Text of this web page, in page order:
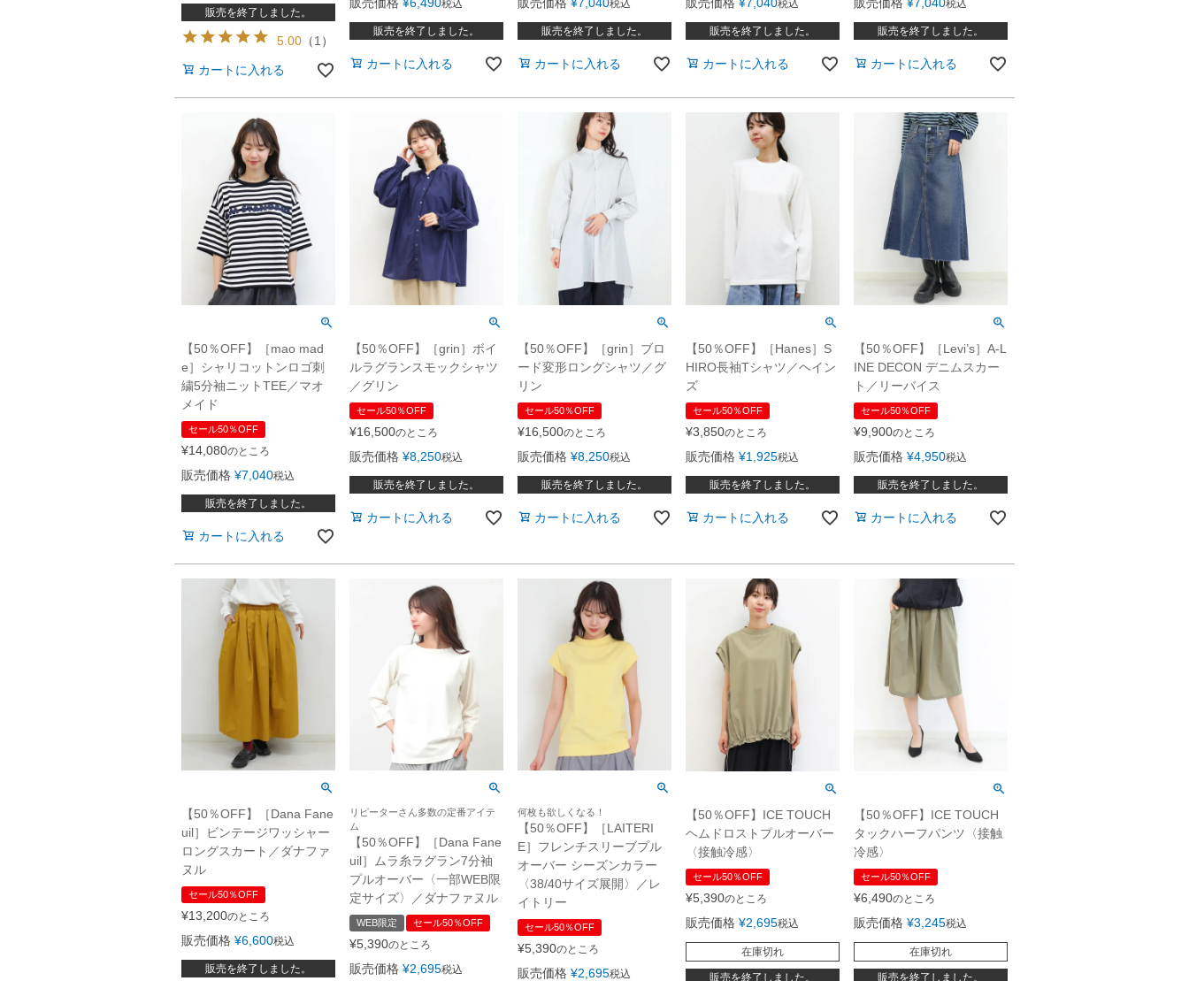
販売を終了しました。
5.00 （1）
カートに入れる
販売価格 ¥6,490税込
販売を終了しました。
カートに入れる
税込
販売を終了しました。
カートに入れる
税込
販売を終了しました。
カートに入れる
税込
販売を終了しました。
カートに入れる
【50％OFF】［mao mad
e］シャリコットンロゴ刺
繍5分袖ニットTEE／マオ
メイド
セール50％OFF
¥14,080のところ
販売価格 ¥7,040税込
販売を終了しました。
カートに入れる
【50％OFF】［grin］ボイ
ルラグランスモックシャツ
／グリン
セール50％OFF
¥16,500のところ
販売価格 ¥8,250税込
販売を終了しました。
カートに入れる
【50％OFF】［grin］ブロ
ード変形ロングシャツ／グ
リン
セール50％OFF
¥16,500のところ
販売価格 ¥8,250税込
販売を終了しました。
カートに入れる
【50％OFF】［Hanes］S
HIRO長袖Tシャツ／ヘイン
ズ
セール50％OFF
¥3,850のところ
販売価格 ¥1,925税込
販売を終了しました。
カートに入れる
【50％OFF】［Levi’s］A-L
INE DECON デニムスカー
ト／リーバイス
セール50％OFF
¥9,900のところ
販売価格 ¥4,950税込
販売を終了しました。
カートに入れる
【50％OFF】［Dana Fane
uil］ビンテージワッシャー
ロングスカート／ダナファ
ヌル
セール50％OFF
¥13,200のところ
販売価格 ¥6,600税込
販売を終了しました。
リピーターさん多数の定番アイテ
ム
【50％OFF】［Dana Fane
uil］ムラ糸ラグラン7分袖
プルオーバー〈一部WEB限
定サイズ〉／ダナファヌル
WEB限定 セール50％OFF
¥5,390のところ
販売価格 ¥2,695税込
何枚も欲しくなる！
【50％OFF】［LAITERI
E］フレンチスリーブプル
オーバー シーズンカラー
〈38/40サイズ展開〉／レ
イトリー
セール50％OFF
¥5,390のところ
販売価格 ¥2,695税込
【50％OFF】ICE TOUCH
ヘムドロストプルオーバー
〈接触冷感〉
セール50％OFF
¥5,390のところ
販売価格 ¥2,695税込
在庫切れ
販売を終了しました。
【50％OFF】ICE TOUCH
タックハーフパンツ〈接触
冷感〉
セール50％OFF
¥6,490のところ
販売価格 ¥3,245税込
在庫切れ
販売を終了しました。